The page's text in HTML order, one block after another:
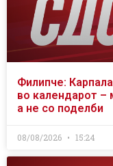
Филипче:
во календарот –
а не со поделби
08/08/2026 15:24